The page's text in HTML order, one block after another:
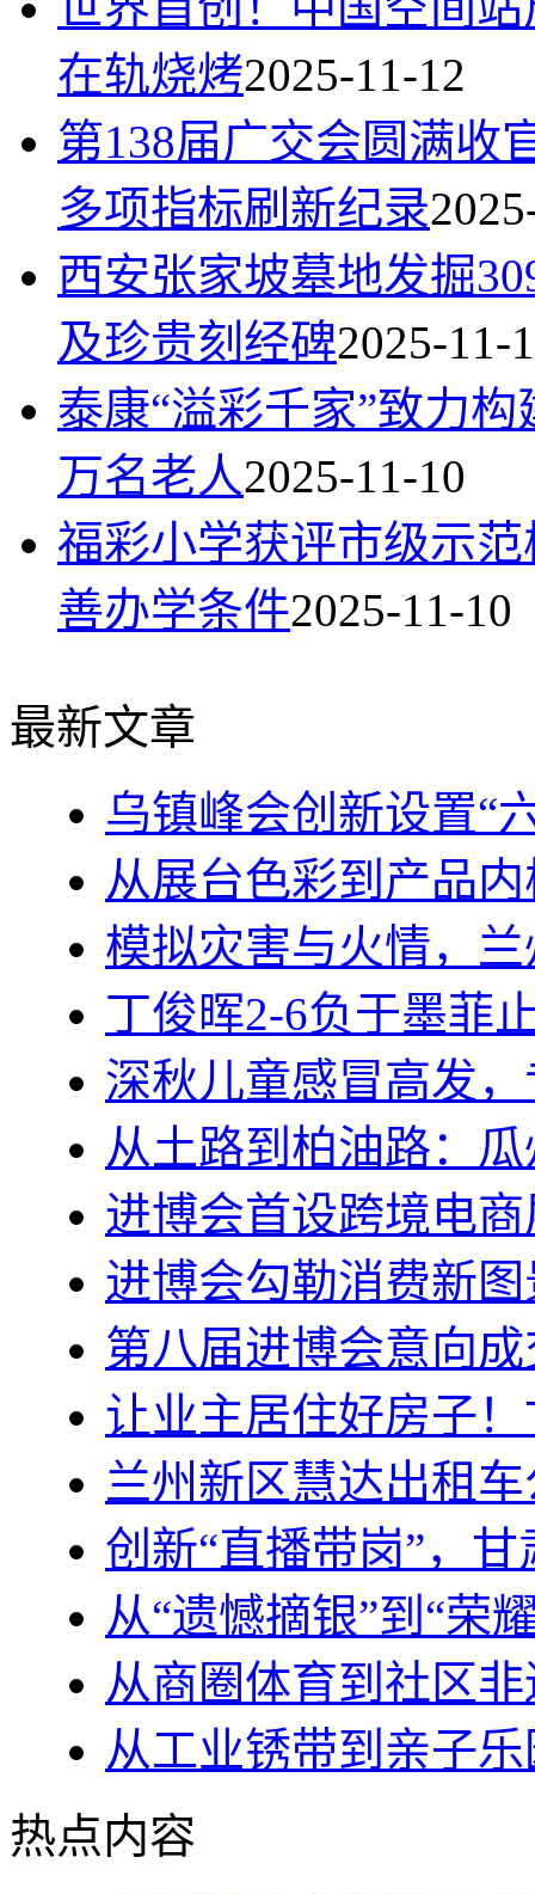
在轨烧烤2025-11-12
第138届广交会圆满收
多项指标刷新纪录
西安张家坡墓地发掘
及珍贵刻经碑2025-11-
泰康“溢彩千家”致力
万名老人2025-11-10
福彩小学获评市级示
善办学条件2025-11-10
最新文章
乌镇峰会创新设置“
从展台色彩到产品
模拟灾害与火情，
丁俊晖2-6负于墨菲
深秋儿童感冒高发
从土路到柏油路：
进博会首设跨境电
进博会勾勒消费新图
第八届进博会意向成
让业主居住好房子
兰州新区慧达出租
创新“直播带岗”，
从“遗憾摘银”到“荣
从商圈体育到社区
从工业锈带到亲子
热点内容